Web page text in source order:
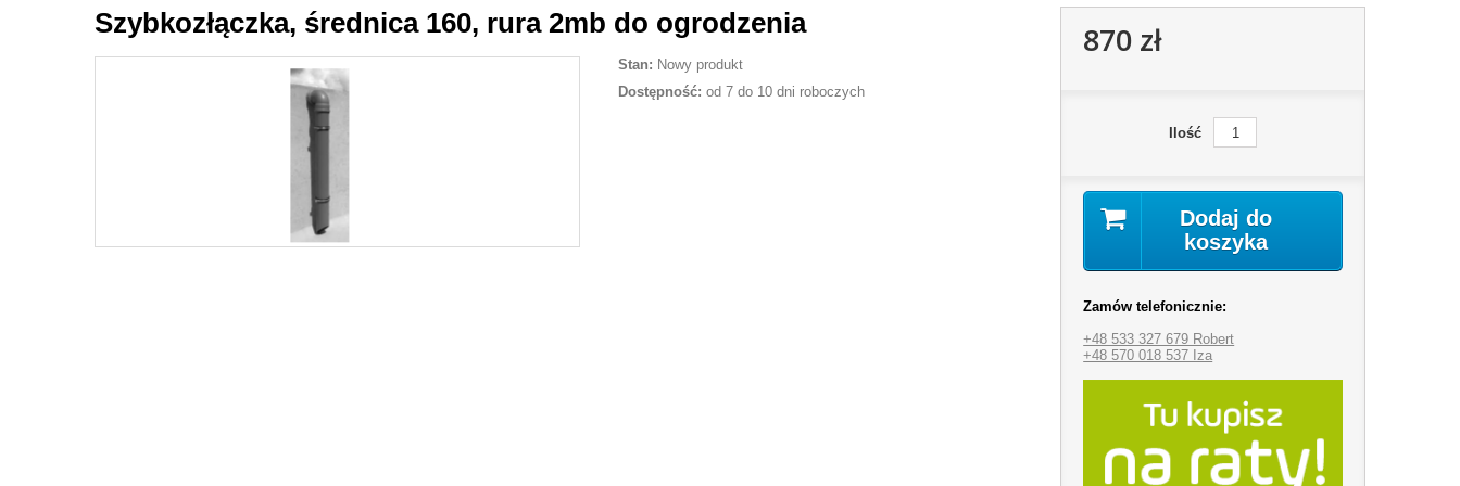
Szybkozłączka, średnica 160, rura 2mb do ogrodzenia
Stan: Nowy produkt
Dostępność: od 7 do 10 dni roboczych
870 zł
Ilość
Dodaj do
koszyka
Zamów telefonicznie:
+48 533 327 679 Robert
+48 570 018 537 Iza